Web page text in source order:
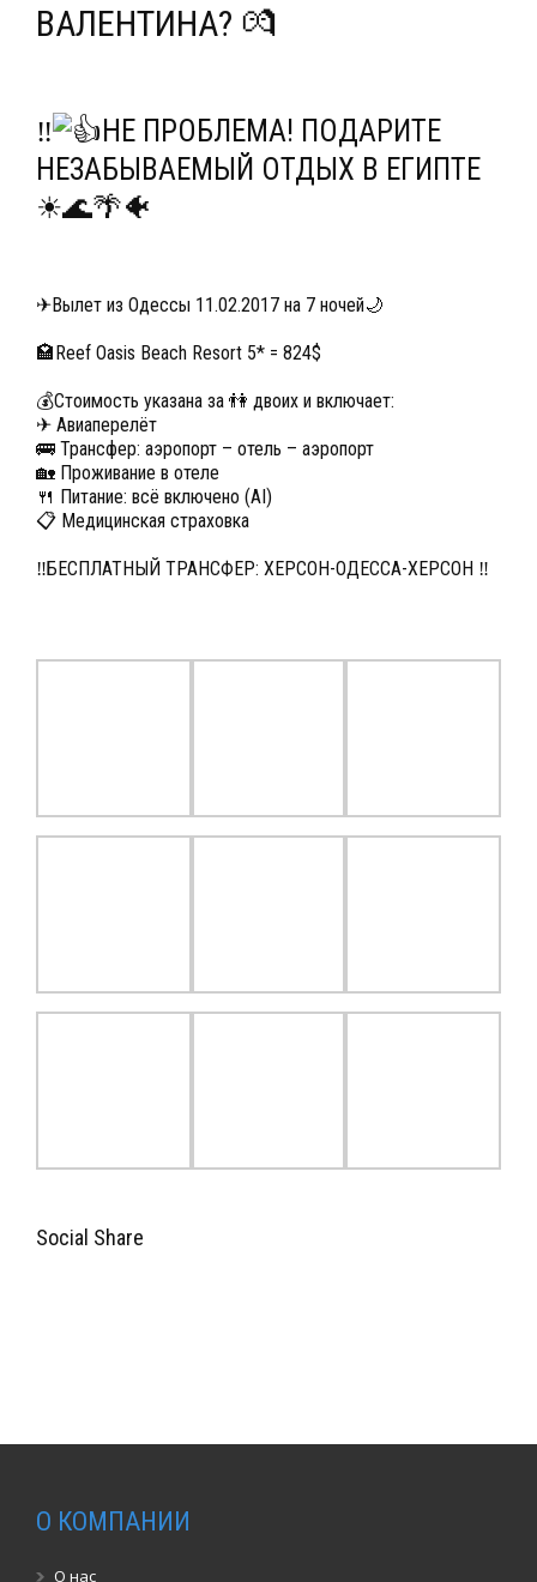
ВАЛЕНТИНА? 💏
‼
НЕ ПРОБЛЕМА! ПОДАРИТЕ
НЕЗАБЫВАЕМЫЙ ОТДЫХ В ЕГИПТЕ
☀🌊🌴🐠
✈Вылет из Одессы 11.02.2017 на 7 ночей🌙
🏩Reef Oasis Beach Resort 5* = 824$
💰Стоимость указана за 👫 двоих и включает:
✈ Авиаперелёт
🚌 Трансфер: аэропорт – отель – аэропорт
🏡 Проживание в отеле
🍴 Питание: всё включено (AI)
📋 Медицинская страховка
‼БЕСПЛАТНЫЙ ТРАНСФЕР: ХЕРСОН-ОДЕССА-ХЕРСОН ‼
Social Share
О КОМПАНИИ
О нас